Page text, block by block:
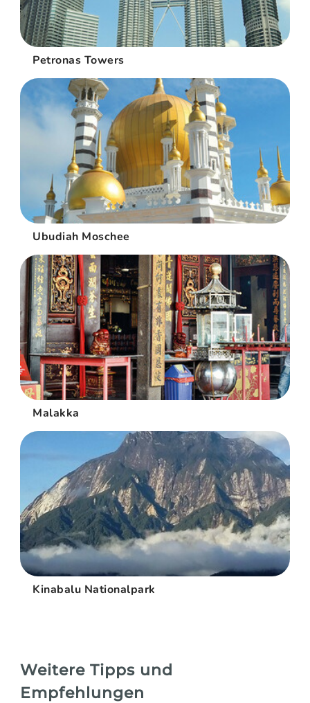
Petronas Towers
Ubudiah Moschee
Malakka
Kinabalu Nationalpark
Weitere Tipps und
Empfehlungen